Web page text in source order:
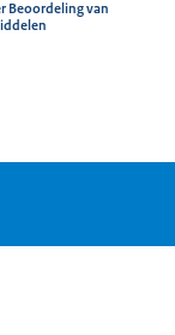
Beoordeling van